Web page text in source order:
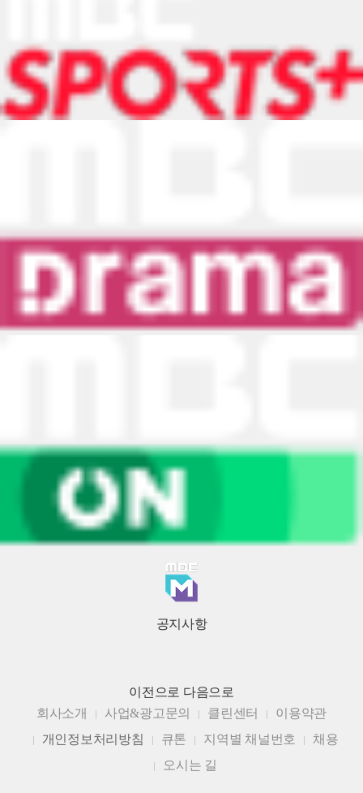
공지사항
이전으로 다음으로
회사소개
사업&광고문의 클린센터
이용약관
개인정보처리방침
큐톤 지역별 채널번호
채용
오시는 길